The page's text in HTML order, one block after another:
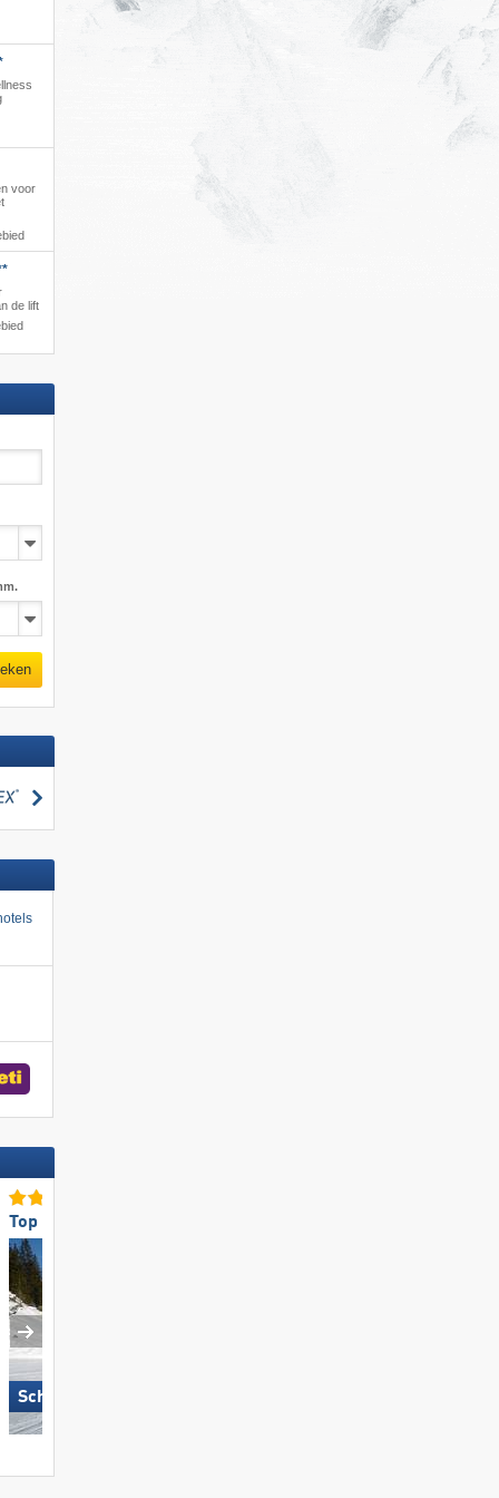
voor
de lift
zoeken
Top voor beginners
Schlick 2000 – Fulpmes